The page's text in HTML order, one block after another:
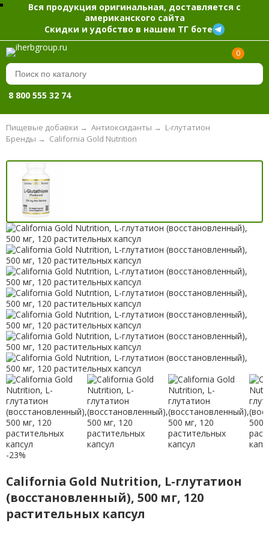
Вся продукция оригинальная, доставляется с
американского сайта
Скидки и удобство в нашем ТГ боте
0
8 800 555 32 74
Пищевые добавки → Антиоксиданты → L-глутатион
California Gold Nutrition
Бренды →
-23%
California Gold Nutrition, L-глутатион
(восстановленный), 500 мг, 120
растительных капсул